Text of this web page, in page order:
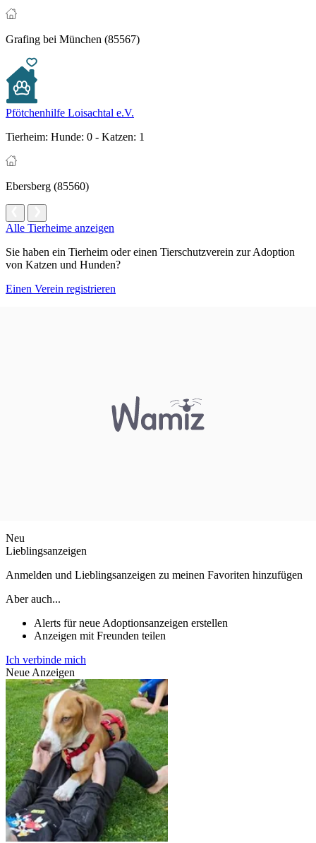
Grafing bei München (85567)
Pfötchenhilfe Loisachtal e.V.
Tierheim: Hunde: 0 - Katzen: 1
Ebersberg (85560)
Alle Tierheime anzeigen
Sie haben ein Tierheim oder einen Tierschutzverein zur Adoption
von Katzen und Hunden?
Einen Verein registrieren
Neu
Lieblingsanzeigen
Anmelden und Lieblingsanzeigen zu meinen Favoriten hinzufügen
Aber auch...
Alerts für neue Adoptionsanzeigen erstellen
Anzeigen mit Freunden teilen
Ich verbinde mich
Neue Anzeigen